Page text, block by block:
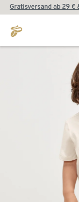
Gratisversand ab 29 €